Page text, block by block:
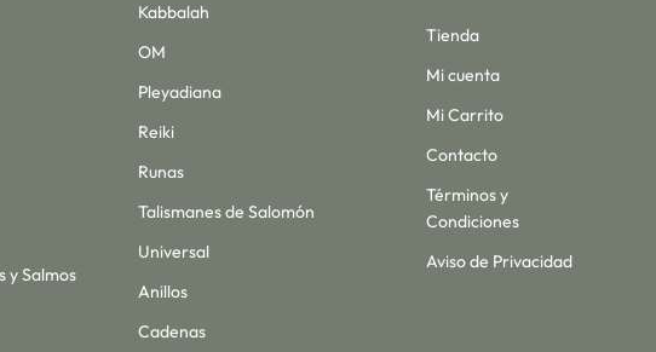
y Salmos
Kabbalah
OM
Pleyadiana
Reiki
Runas
Talismanes de Salomón
Universal
Anillos
Cadenas
Tienda
Mi cuenta
Mi Carrito
Contacto
Términos y
Condiciones
Aviso de Privacidad